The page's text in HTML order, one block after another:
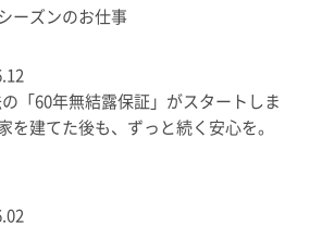
ーズンのお仕事
の「60年無結露保証」がスタートしま
を建てた後も、ずっと続く安心を。